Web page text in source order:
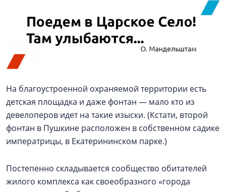
На благоустроенной охраняемой территории есть
детская площадка и даже фонтан — мало кто из
девелоперов идет на такие изыски. (Кстати, второй
фонтан в Пушкине расположен в собственном садике
императрицы, в Екатерининском парке.)
Постепенно складывается сообщество обитателей
жилого комплекса как своеобразного «города